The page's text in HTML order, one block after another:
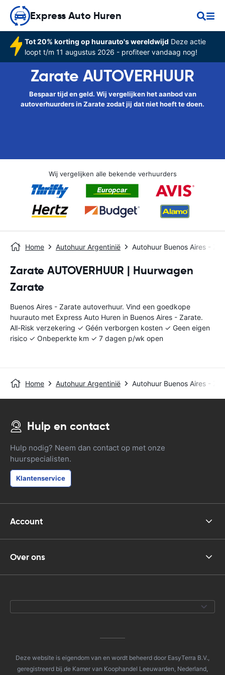
Express Auto Huren
Tot 20% korting op huurauto's wereldwijd Deze actie
loopt t/m 11 augustus 2026 - profiteer vandaag nog!
Zarate AUTOVERHUUR
Bespaar tijd en geld. Wij vergelijken het aanbod van
autoverhuurders in Zarate zodat jij dat niet hoeft te doen.
Wij vergelijken alle bekende verhuurders
Home Autohuur Argentinië Autohuur Buenos Aires -
Zarate AUTOVERHUUR | Huurwagen
Zarate
Buenos Aires - Zarate autoverhuur. Vind een goedkope
huurauto met Express Auto Huren in Buenos Aires - Zarate.
All-Risk verzekering ✓ Géén verborgen kosten ✓ Geen eigen
risico ✓ Onbeperkte km ✓ 7 dagen p/wk open
Home Autohuur Argentinië Autohuur Buenos Aires -
Hulp en contact
Hulp nodig? Neem dan contact op met onze
huurspecialisten.
Klantenservice
Account
Over ons
Deze website is eigendom van en wordt beheerd door EasyTerra B.V.,
geregistreerd bij de Kamer van Koophandel Leeuwarden, Nederland,